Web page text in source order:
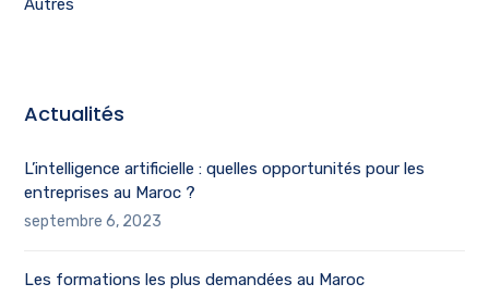
Autres
Actualités
L’intelligence artificielle : quelles opportunités pour les
entreprises au Maroc ?
septembre 6, 2023
Les formations les plus demandées au Maroc